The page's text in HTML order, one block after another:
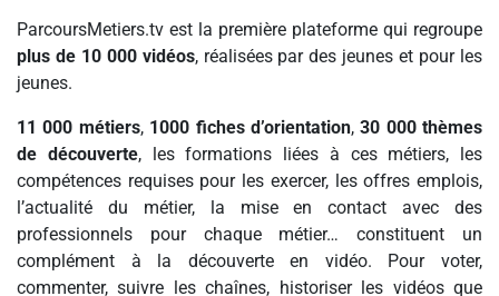
ParcoursMetiers.tv est la première plateforme qui regroupe
plus de 10 000 vidéos, réalisées par des jeunes et pour les
jeunes.
11 000 métiers, 1000 fiches d’orientation,30 000 thèmes
de découverte, les formations liées à ces métiers, les
compétences requises pour les exercer, les offres emplois,
l’actualité du métier, la mise en contact avec des
professionnels pour chaque métier… constituent un
complément à la découverte en vidéo. Pour voter,
commenter, suivre les chaînes, historiser les vidéos que